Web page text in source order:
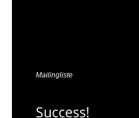
Mailingliste
Success!